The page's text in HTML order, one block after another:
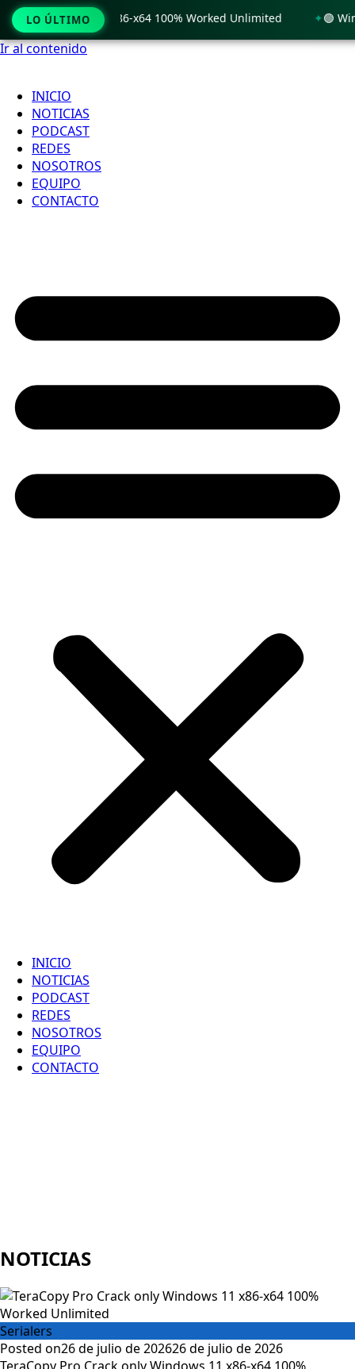
Ir al contenido
INICIO
NOTICIAS
PODCAST
REDES
NOSOTROS
EQUIPO
CONTACTO
INICIO
NOTICIAS
PODCAST
REDES
NOSOTROS
EQUIPO
CONTACTO
NOTICIAS
Serialers
Posted on26 de julio de 202626 de julio de 2026
LO ÚLTIMO
11 x86-x64 100% Worked Unlimited 🟢 WinRAR